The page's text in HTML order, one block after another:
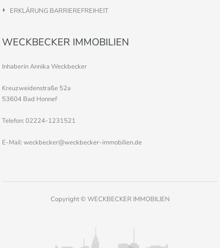
ERKLÄRUNG BARRIEREFREIHEIT
WECKBECKER IMMOBILIEN
Inhaberin Annika Weckbecker
Kreuzweidenstraße 52a
53604 Bad Honnef
Telefon: 02224-1231521
E-Mail: weckbecker@weckbecker-immobilien.de
Copyright © WECKBECKER IMMOBILIEN